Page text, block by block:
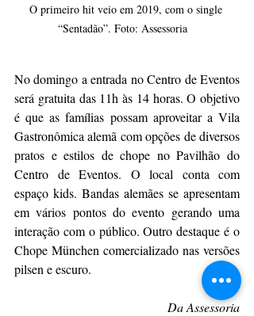
O primeiro hit veio em 2019, com o single
“Sentadão”. Foto: Assessoria
No domingo a entrada no Centro de Eventos
será gratuita das 11h às 14 horas. O objetivo
é que as famílias possam aproveitar a Vila
Gastronômica alemã com opções de diversos
pratos e estilos de chope no Pavilhão do
Centro de Eventos. O local conta com
espaço kids. Bandas alemães se apresentam
em vários pontos do evento gerando uma
interação com o público. Outro destaque é o
Chope München comercializado nas versões
pilsen e escuro.
Da Assessoria